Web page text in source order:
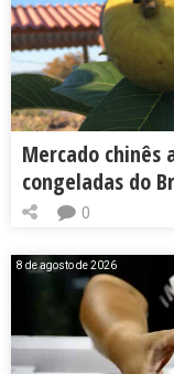
Mercado chinês
congeladas do
0
8 de agosto de 2026